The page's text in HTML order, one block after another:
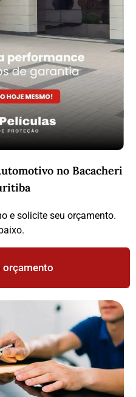
no Bacacheri
e solicite seu orçamento.
orçamento